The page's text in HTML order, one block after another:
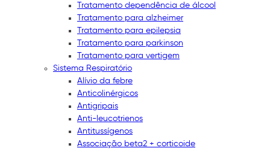
Tratamento dependência de álcool
Tratamento para alzheimer
Tratamento para epilepsia
Tratamento para parkinson
Tratamento para vertigem
Sistema Respiratório
Alívio da febre
Anticolinérgicos
Antigripais
Anti-leucotrienos
Antitussígenos
Associação beta2 + corticoide